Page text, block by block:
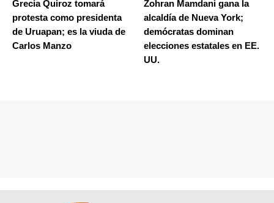
Grecia Quiroz tomará
protesta como presidenta
de Uruapan; es la viuda de
Carlos Manzo
Zohran Mamdani gana la
alcaldía de Nueva York;
demócratas dominan
elecciones estatales en EE.
UU.